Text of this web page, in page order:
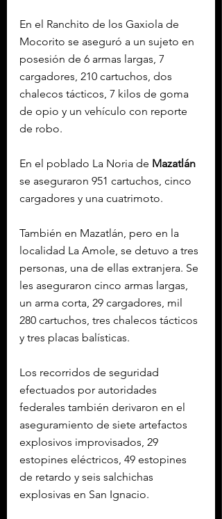
En el Ranchito de los Gaxiola de
Mocorito se aseguró a un sujeto en
posesión de 6 armas largas, 7
cargadores, 210 cartuchos, dos
chalecos tácticos, 7 kilos de goma
de opio y un vehículo con reporte
de robo.
En el poblado La Noria de Mazatlán
se aseguraron 951 cartuchos, cinco
cargadores y una cuatrimoto.
También en Mazatlán, pero en la
localidad La Amole, se detuvo a tres
personas, una de ellas extranjera. Se
les aseguraron cinco armas largas,
un arma corta, 29 cargadores, mil
280 cartuchos, tres chalecos tácticos
y tres placas balísticas.
Los recorridos de seguridad
efectuados por autoridades
federales también derivaron en el
aseguramiento de siete artefactos
explosivos improvisados, 29
estopines eléctricos, 49 estopines
de retardo y seis salchichas
explosivas en San Ignacio.